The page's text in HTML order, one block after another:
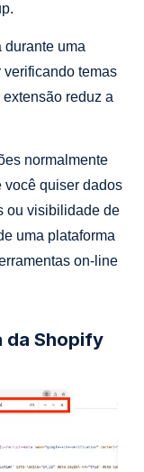
durante uma
temas
reduz a
normalmente
você quiser dados
ou visibilidade de
uma plataforma
on-line
da Shopify